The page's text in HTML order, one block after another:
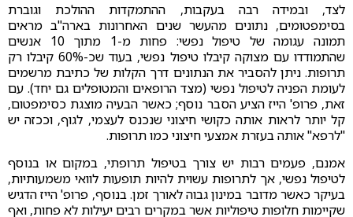
לצד, ובמידה רבה בעקבות, ההתמקדות ההולכת וגוברת
בסימפטומים, נתונים מהעשר שנים האחרונות בארה"ב מראים
תמונה עגומה של טיפול נפשי: פחות מ-1 מתוך 10 אנשים
שהתמודדו עם מצוקה קיבלו טיפול נפשי, בעוד שכ-60% קיבלו רק
תרופות. ניתן להסביר את הנתונים דרך הקלות של כתיבת מרשמים
לעומת הפניה לטיפול נפשי (מצד הרופאים והמטופלים גם יחד). עם
זאת, פרופ' הייז הציע הסבר נוסף; כאשר הבעיה מוצגת כסימפטום,
קל יותר לראות אותה כקושי חיצוני שנכנס לעצמי, לגוף, וככזה יש
"לרפא" אותה בעזרת אמצעי חיצוני כמו תרופות.
אמנם, פעמים רבות יש צורך בטיפול תרופתי, במקום או בנוסף
לטיפול נפשי, אך לתרופות עשוית להיות תופעות לוואי משמעותיות,
בעיקר כאשר מדובר במינון גבוה לאורך זמן. בנוסף, פרופ' הייז הדגיש
שקיימות חלופות טיפוליות אשר במקרים רבים יעילות לא פחות, ואף